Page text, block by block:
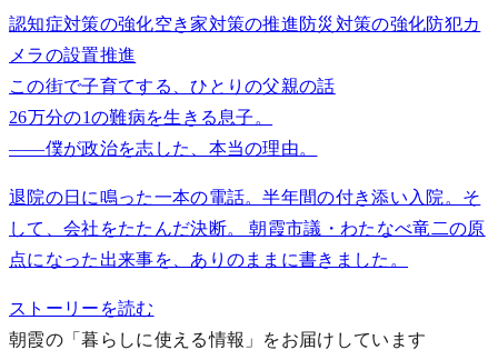
認知症対策の強化空き家対策の推進防災対策の強化防犯カ
メラの設置推進
この街で子育てする、ひとりの父親の話
26万分の1の難病を生きる息子。
——僕が政治を志した、本当の理由。
退院の日に鳴った一本の電話。半年間の付き添い入院。そ
して、会社をたたんだ決断。 朝霞市議・わたなべ竜二の原
点になった出来事を、ありのままに書きました。
ストーリーを読む
朝霞の「暮らしに使える情報」をお届けしています